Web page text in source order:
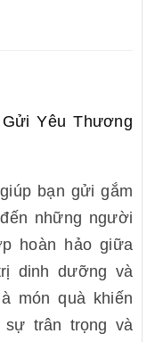
Yêu Thương
bạn gửi gắm
những người
hoàn hảo giữa
dinh dưỡng và
món quà khiến
sự trân trọng và